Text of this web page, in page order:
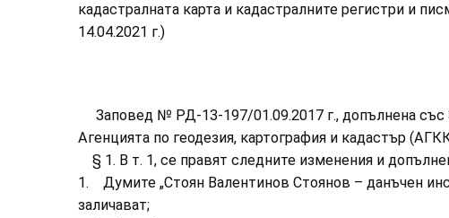
кадастралната карта и кадастралните регистри и
14.04.2021 г.)
Заповед № РД-13-197/01.09.2017 г., допълнена
Агенцията по геодезия, картография и кадастър
§ 1. В т. 1, се правят следните изменения и
1. Думите „Стоян Валентинов Стоянов – данъчен
заличават;